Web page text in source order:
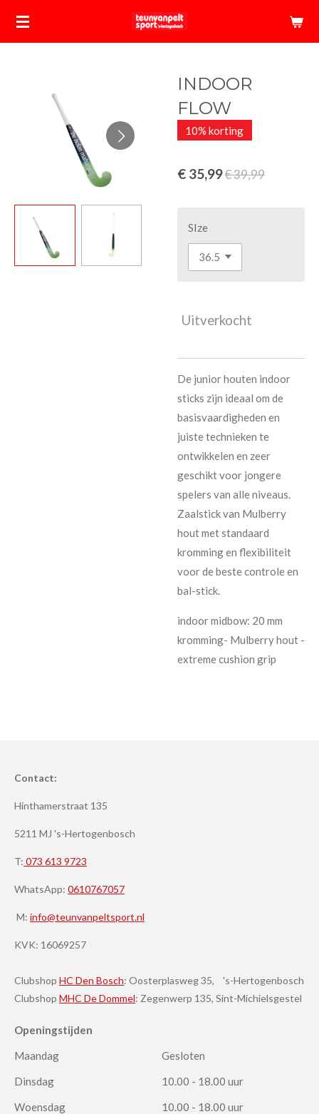
Ga
hoofdinhoud
INDOOR
FLOW
10% korting
€ 35,99€ 39,99
SIze
Uitverkocht
De junior houten indoor
sticks zijn ideaal om de
basisvaardigheden en
juiste technieken te
ontwikkelen en zeer
geschikt voor jongere
spelers van alle niveaus.
Zaalstick van Mulberry
hout met standaard
kromming en flexibiliteit
voor de beste controle en
bal-stick.
indoor midbow: 20 mm
kromming- Mulberry hout -
extreme cushion grip
Contact:
Hinthamerstraat 135
5211 MJ 's-Hertogenbosch
T: 073 613 9723
WhatsApp: 0610767057
M: info@teunvanpeltsport.nl
KVK: 16069257
Clubshop HC Den Bosch: Oosterplasweg 35, 's-Hertogenbosch
Clubshop MHC De Dommel: Zegenwerp 135, Sint-Michielsgestel
Openingstijden
Maandag
Gesloten
Dinsdag
10.00 - 18.00 uur
Woensdag
10.00 - 18.00 uur